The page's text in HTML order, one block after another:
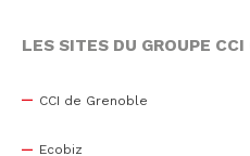
LES SITES DU GROUPE CCI
CCI de Grenoble
Ecobiz